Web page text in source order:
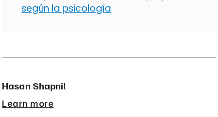
según la psicología
Hasan Shapnil
Learn more